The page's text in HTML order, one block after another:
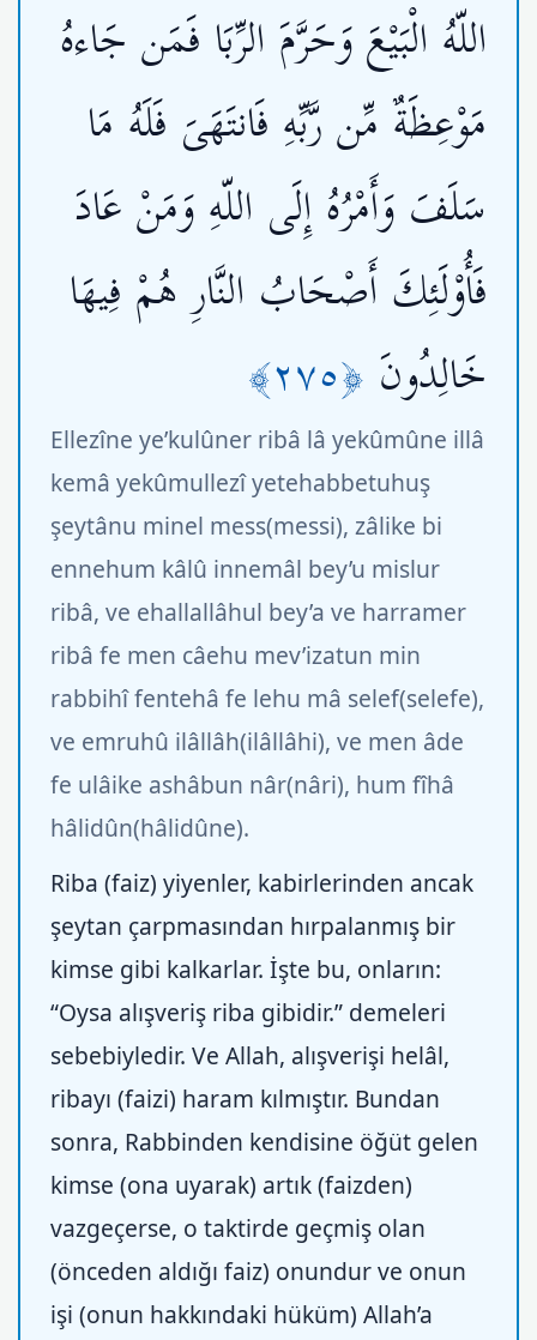
اللّهُ الْبَيْعَ وَحَرَّمَ الرِّبَا فَمَن جَاءهُ
مَوْعِظَةٌ مِّن رَّبِّهِ فَانتَهَىَ فَلَهُ مَا
سَلَفَ وَأَمْرُهُ إِلَى اللّهِ وَمَنْ عَادَ
فَأُوْلَئِكَ أَصْحَابُ النَّارِ هُمْ فِيهَا
خَالِدُونَ ﴿٢٧٥﴾
Ellezîne ye’kulûner ribâ lâ yekûmûne illâ
kemâ yekûmullezî yetehabbetuhuş
şeytânu minel mess(messi), zâlike bi
ennehum kâlû innemâl bey’u mislur
ribâ, ve ehallallâhul bey’a ve harramer
ribâ fe men câehu mev’izatun min
rabbihî fentehâ fe lehu mâ selef(selefe),
ve emruhû ilâllâh(ilâllâhi), ve men âde
fe ulâike ashâbun nâr(nâri), hum fîhâ
hâlidûn(hâlidûne).
Riba (faiz) yiyenler, kabirlerinden ancak
şeytan çarpmasından hırpalanmış bir
kimse gibi kalkarlar. İşte bu, onların:
“Oysa alışveriş riba gibidir.” demeleri
sebebiyledir. Ve Allah, alışverişi helâl,
ribayı (faizi) haram kılmıştır. Bundan
sonra, Rabbinden kendisine öğüt gelen
kimse (ona uyarak) artık (faizden)
vazgeçerse, o taktirde geçmiş olan
(önceden aldığı faiz) onundur ve onun
işi (onun hakkındaki hüküm) Allah’a